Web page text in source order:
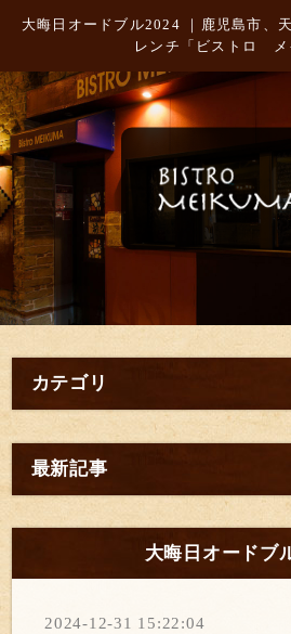
大晦日オードブル2024 ｜鹿児島市、
レンチ「ビストロ メ
カテゴリ
最新記事
大晦日オードブ
2024-12-31 15:22:04